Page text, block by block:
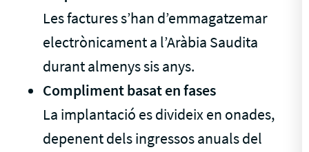
Les factures s’han d’emmagatzemar
electrònicament a l’Aràbia Saudita
durant almenys sis anys.
Compliment basat en fases
La implantació es divideix en onades,
depenent dels ingressos anuals del